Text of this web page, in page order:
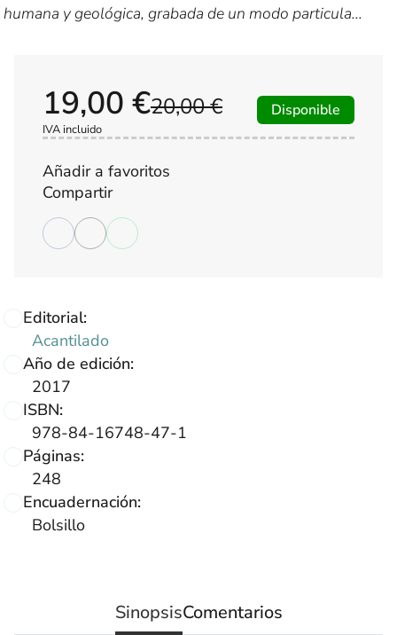
humana y geológica, grabada de un modo particula...
Editorial:
Acantilado
Año de edición:
2017
ISBN:
978-84-16748-47-1
Páginas:
248
Encuadernación:
Bolsillo
20,00 €
19,00 €
IVA incluido
Disponible
Añadir a favoritos
Compartir
SinopsisComentarios